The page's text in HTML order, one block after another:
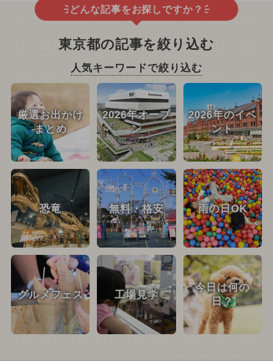
どんな記事をお探しですか？
東京都の記事を絞り込む
人気キーワードで絞り込む
厳選お出かけ
まとめ
2026年オープ
ン
2026年のイベ
ント
恐竜 無料・格安 雨の日OK
グルメフェス 工場見学
今日は何の
日？